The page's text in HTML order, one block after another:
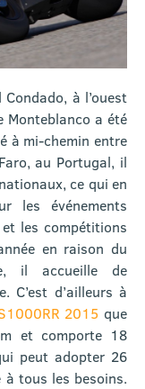
à l’ouest
Monteblanco a été
à mi-chemin entre
au Portugal, il
ce qui en
les événements
les compétitions
en raison du
il accueille de
C’est d’ailleurs à
2015 que
et comporte 18
peut adopter 26
tous les besoins.